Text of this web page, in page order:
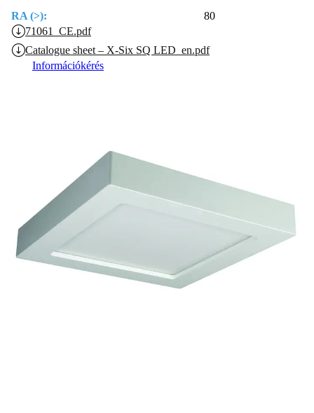
RA (>):
80
71061_CE.pdf
Catalogue sheet – X-Six SQ LED_en.pdf
Információkérés